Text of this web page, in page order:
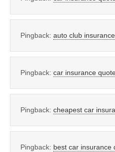
Pingback: auto club insurance
Pingback: car insurance
Pingback: cheapest car
Pingback: best car insurance